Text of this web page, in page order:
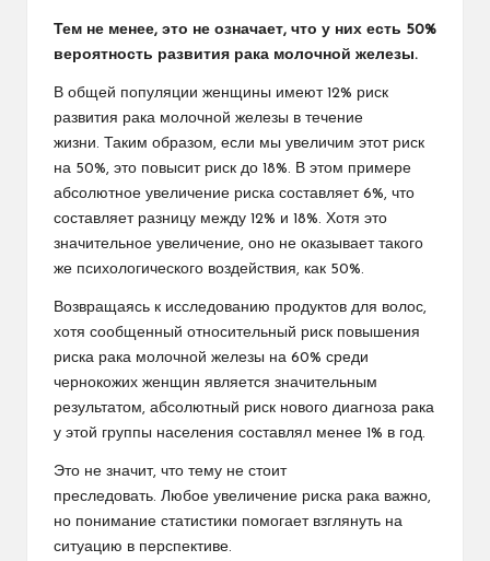
Тем не менее, это не означает, что у них есть 50%
вероятность развития рака молочной железы.
В общей популяции женщины имеют 12% риск
развития рака молочной железы в течение
жизни. Таким образом, если мы увеличим этот риск
на 50%, это повысит риск до 18%. В этом примере
абсолютное увеличение риска составляет 6%, что
составляет разницу между 12% и 18%. Хотя это
значительное увеличение, оно не оказывает такого
же психологического воздействия, как 50%.
Возвращаясь к исследованию продуктов для волос,
хотя сообщенный относительный риск повышения
риска рака молочной железы на 60% среди
чернокожих женщин является значительным
результатом, абсолютный риск нового диагноза рака
у этой группы населения составлял менее 1% в год.
Это не значит, что тему не стоит
преследовать. Любое увеличение риска рака важно,
но понимание статистики помогает взглянуть на
ситуацию в перспективе.